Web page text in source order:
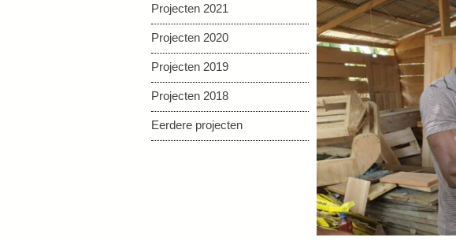
Projecten 2021
Projecten 2020
Projecten 2019
Projecten 2018
Eerdere projecten